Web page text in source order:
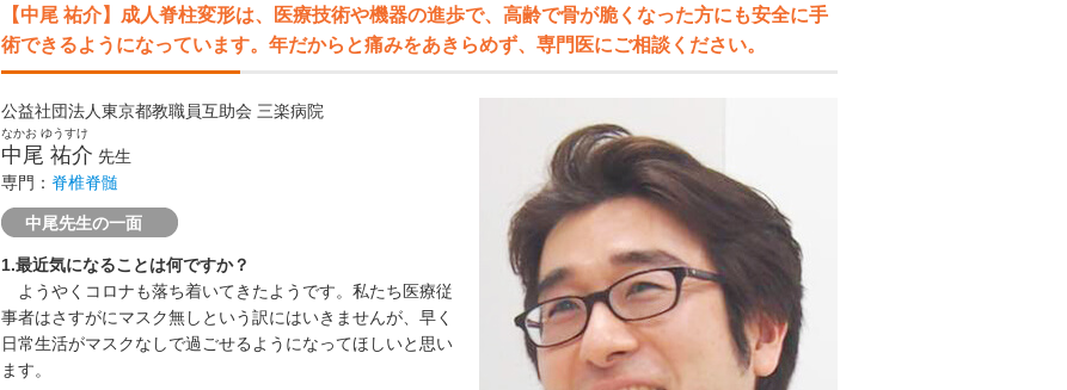
【中尾 祐介】成人脊柱変形は、医療技術や機器の進歩で、高齢で骨が脆くなった方にも安全に手
術できるようになっています。年だからと痛みをあきらめず、専門医にご相談ください。
公益社団法人東京都教職員互助会 三楽病院
なかお ゆうすけ
中尾 祐介 先生
専門： 脊椎脊髄
中尾先生の一面
1.最近気になることは何ですか？
ようやくコロナも落ち着いてきたようです。私たち医療従
事者はさすがにマスク無しという訳にはいきませんが、早く
日常生活がマスクなしで過ごせるようになってほしいと思い
ます。